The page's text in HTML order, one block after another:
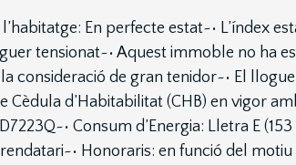
En perfecte estat~• L’índex
tensionat~• Aquest immoble no ha
consideració de gran tenidor~• El
d’Habitabilitat (CHB) en vigor
Consum d’Energia: Lletra E
Honoraris: en funció del